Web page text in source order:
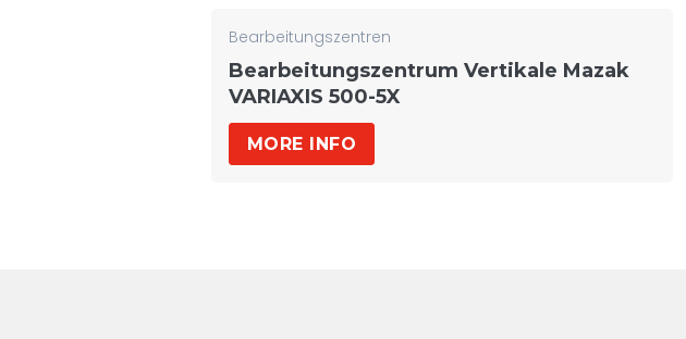
Bearbeitungszentren
Bearbeitungszentrum Vertikale Mazak
VARIAXIS 500-5X
MORE INFO